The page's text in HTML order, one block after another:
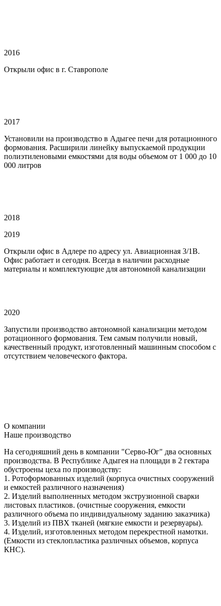
2016
Открыли офис в г. Ставрополе
2017
Установили на производство в Адыгее печи для ротационного
формования. Расширили линейку выпускаемой продукции
полиэтиленовыми емкостями для воды объемом от 1 000 до 10
000 литров
2018
2019
Открыли офис в Адлере по адресу ул. Авиационная 3/1В.
Офис работает и сегодня. Всегда в наличии расходные
материалы и комплектующие для автономной канализации
2020
Запустили производство автономной канализации методом
ротационного формования. Тем самым получили новый,
качественный продукт, изготовленный машинным способом с
отсутствием человеческого фактора.
О компании
Наше производство
На сегодняшний день в компании "Серво-Юг" два основных
производства. В Республике Адыгея на площади в 2 гектара
обустроены цеха по производству:
1. Ротоформованных изделий (корпуса очистных сооружений
и емкостей различного назначения)
2. Изделий выполненных методом экструзионной сварки
листовых пластиков. (очистные сооружения, емкости
различного объема по индивидуальному заданию заказчика)
3. Изделий из ПВХ тканей (мягкие емкости и резервуары).
4. Изделий, изготовленных методом перекрестной намотки.
(Емкости из стеклопластика различных объемов, корпуса
КНС).